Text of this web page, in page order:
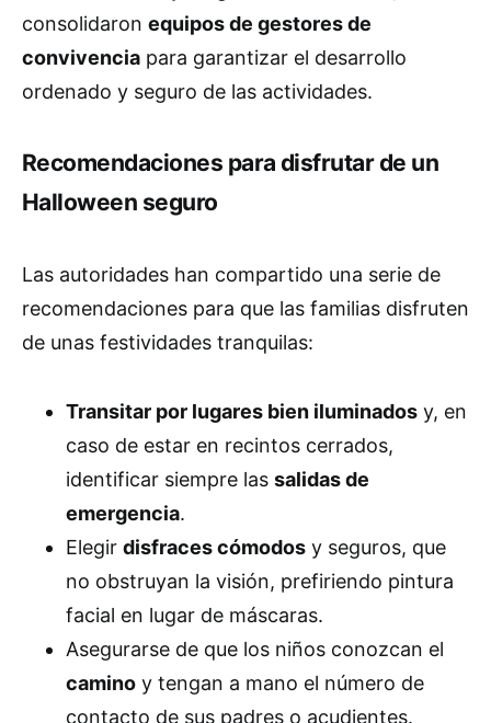
consolidaron equipos de gestores de
convivencia para garantizar el desarrollo
ordenado y seguro de las actividades.
Recomendaciones para disfrutar de un
Halloween seguro
Las autoridades han compartido una serie de
recomendaciones para que las familias disfruten
de unas festividades tranquilas:
Transitar por lugares bien iluminados y, en
caso de estar en recintos cerrados,
identificar siempre las salidas de
emergencia.
Elegir disfraces cómodos y seguros, que
no obstruyan la visión, prefiriendo pintura
facial en lugar de máscaras.
Asegurarse de que los niños conozcan el
camino y tengan a mano el número de
contacto de sus padres o acudientes.